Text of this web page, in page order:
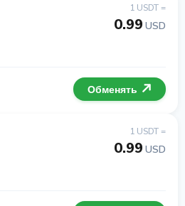
1 USDT =
0.99 USD
Обменять
1 USDT =
0.99 USD